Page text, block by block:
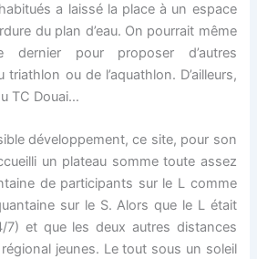
a laissé la place à un espace
du plan d’eau. On pourrait même
dernier pour proposer d’autres
ou de l’aquathlon. D’ailleurs,
TC Douai…
développement, ce site, pour son
un plateau somme toute assez
de participants sur le L comme
sur le S. Alors que le L était
7) et que les deux autres distances
jeunes. Le tout sous un soleil